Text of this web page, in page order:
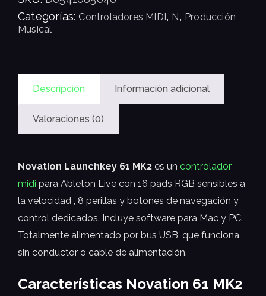
Categorías: Controladores MIDI, N, Producción
Musical
Descripción Información adicional
Valoraciones (0)
Novation Launchkey 61 MK2 es un controlador
midi para Ableton Live con 16 pads RGB sensibles a
la velocidad , 8 perillas y botones de navegación y
control dedicados. Incluye software para Mac y PC.
Totalmente alimentado por bus USB, que funciona
sin conductor o cable de alimentación.
Características Novation 61 MK2